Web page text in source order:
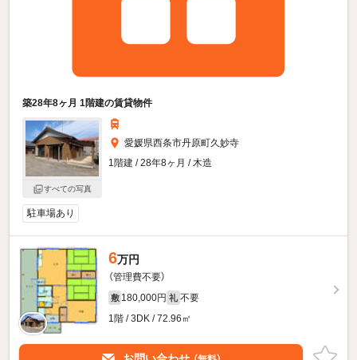
築28年8ヶ月 1階建の賃貸物件
すべての写真
愛媛県西条市丹原町久妙寺
1階建 / 28年8ヶ月 / 木造
駐車場あり
6万円
（管理費不要）
敷 180,000円 礼 不要
1階 / 3DK / 72.96㎡